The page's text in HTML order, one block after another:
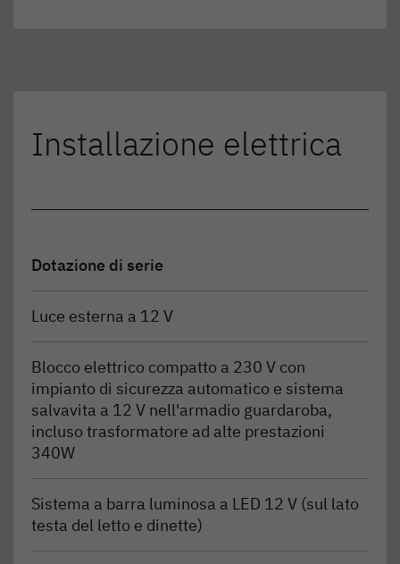
Installazione elettrica
Dotazione di serie
Luce esterna a 12 V
Blocco elettrico compatto a 230 V con
impianto di sicurezza automatico e sistema
salvavita a 12 V nell'armadio guardaroba,
incluso trasformatore ad alte prestazioni
340W
Sistema a barra luminosa a LED 12 V (sul lato
testa del letto e dinette)